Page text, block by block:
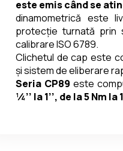
este emis când se
dinamometrică este
protecție turnată prin
calibrare ISO 6789.
Clichetul de cap este
și sistem de eliberare
Seria CP89 este
¼’’ la 1’’, de la 5 Nm la